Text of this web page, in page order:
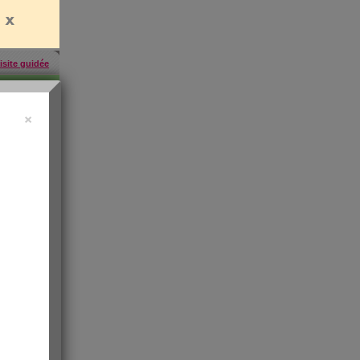
guidée
inscrites
infos
×